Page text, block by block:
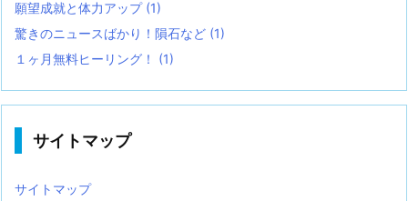
願望成就と体力アップ (1)
驚きのニュースばかり！隕石など (1)
１ヶ月無料ヒーリング！ (1)
サイトマップ
サイトマップ